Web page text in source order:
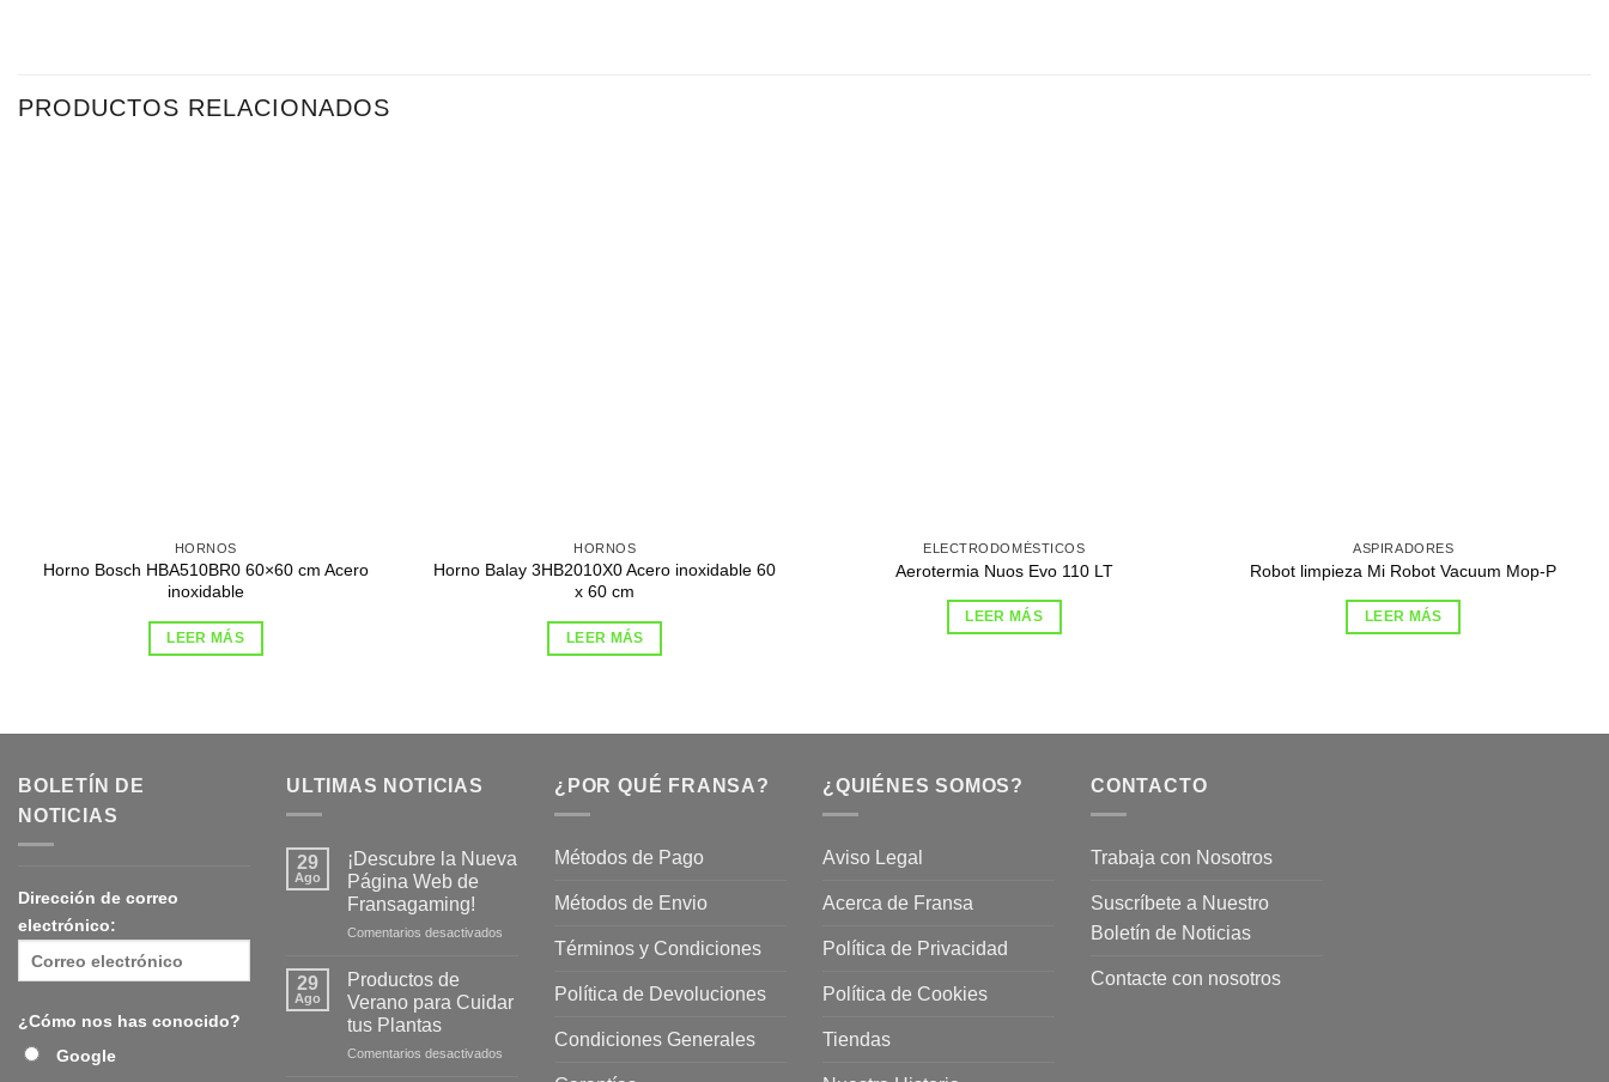
PRODUCTOS RELACIONADOS
HORNOS
Horno Bosch HBA510BR0 60×60 cm Acero
inoxidable
LEER MÁS
HORNOS
Horno Balay 3HB2010X0 Acero inoxidable 60
x 60 cm
LEER MÁS
ELECTRODOMÉSTICOS
Aerotermia Nuos Evo 110 LT
LEER MÁS
ASPIRADORES
Robot limpieza Mi Robot Vacuum Mop-P
LEER MÁS
BOLETÍN DE
NOTICIAS
Dirección de correo
electrónico:
¿Cómo nos has conocido?
Google
ULTIMAS NOTICIAS
29
Ago
¡Descubre la Nueva
Página Web de
Fransagaming!
Comentarios desactivados
Página
29
Ago
Productos de
Verano para Cuidar
tus Plantas
Comentarios desactivados
¿POR QUÉ FRANSA?
Métodos de Pago
Métodos de Envio
Términos y Condiciones
Política de Devoluciones
Condiciones Generales
¿QUIÉNES SOMOS?
Aviso Legal
Acerca de Fransa
Política de Privacidad
Política de Cookies
Tiendas
CONTACTO
Trabaja con Nosotros
Suscríbete a Nuestro
Boletín de Noticias
Contacte con nosotros